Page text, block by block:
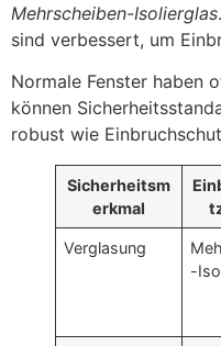
Mehrscheiben-Isolierglas
sind verbessert, um
Normale Fenster haben
können
robust wie
Sicherheitsm
erkmal
Verglasung
-